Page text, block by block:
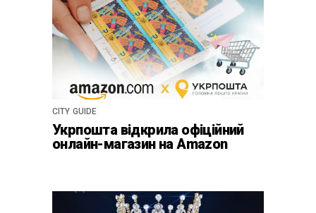
CITY GUIDE
Укрпошта відкрила офіційний
онлайн-магазин на Amazon